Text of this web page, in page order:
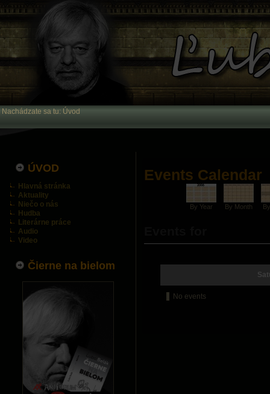
Nachádzate sa tu: Úvod
ÚVOD
Hlavná stránka
Aktuality
Niečo o nás
Hudba
Literárne práce
Audio
Video
Čierne na bielom
Events Calendar
By Year By Month
No events